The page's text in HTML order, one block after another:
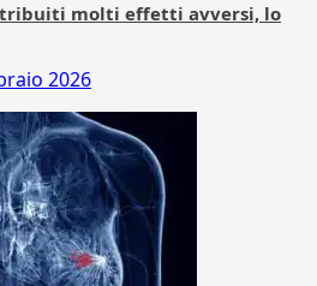
molti effetti avversi, lo
2026